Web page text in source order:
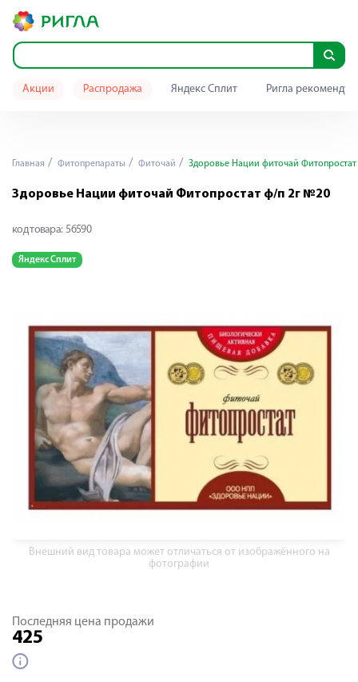
Акции Распродажа Яндекс Сплит Ригла
Главная Фитопрепараты Фиточай Здоровье Нации фиточай
Здоровье Нации фиточай Фитопростат ф/п 2г №20
код товара: 56590
Яндекс Сплит
Внешний вид товара может отличаться от изображённого на
фотографии
Последняя цена продажи
425